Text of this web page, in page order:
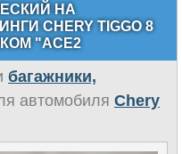
НА
CHERY TIGGO 8
"ACE2
багажники,
автомобиля Chery